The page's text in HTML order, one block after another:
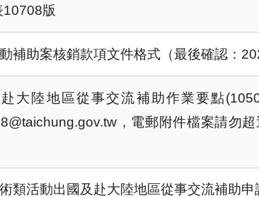
10708版
補助案核銷款項文件格式（最後確認：
大陸地區從事交流補助作業要點
，電郵附件檔案請勿
類活動出國及赴大陸地區從事交流補助